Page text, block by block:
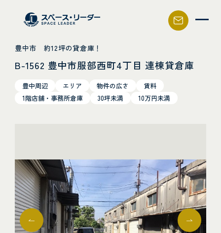
スペース・リーダー
豊中市 約12坪の貸倉庫！
B-1562 豊中市服部西町4丁目 連棟貸倉庫
豊中周辺 エリア 物件の広さ
賃料
1階店舗・事務所倉庫
30坪未満 10万円未満